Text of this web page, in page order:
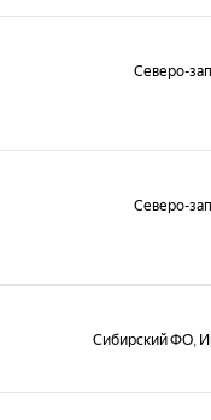
Северо-
Северо-
Сибирский ФО,